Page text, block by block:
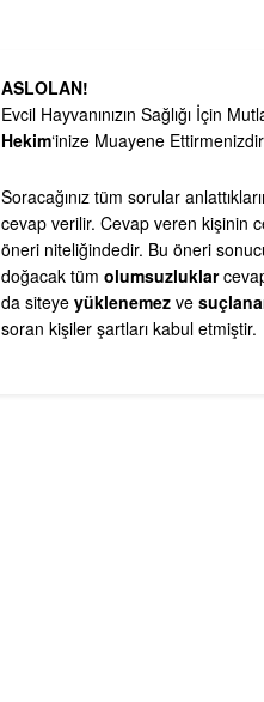
ASLOLAN!
Evcil Hayvanınızın Sağlığı İçin
Hekim‘inize Muayene
Soracağınız tüm sorular
cevap verilir. Cevap veren kişinin
öneri niteliğindedir. Bu öneri
doğacak tüm olumsuzluklar
da siteye yüklenemez ve
soran kişiler şartları kabul etmiştir.